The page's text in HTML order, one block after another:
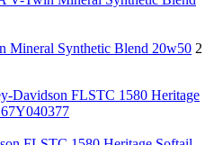
Synthetic Blend 20w50 2